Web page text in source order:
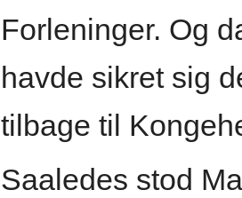
Forleninger. Og
havde sikret sig
tilbage til
Saaledes stod